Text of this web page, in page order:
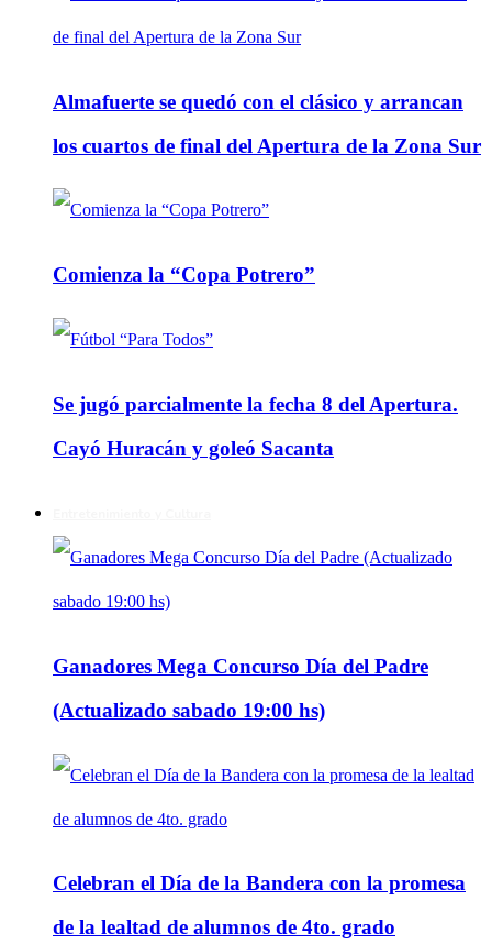
Almafuerte se quedó con el clásico y arrancan
los cuartos de final del Apertura de la Zona Sur
Comienza la “Copa Potrero”
Se jugó parcialmente la fecha 8 del Apertura.
Cayó Huracán y goleó Sacanta
Ganadores Mega Concurso Día del Padre
(Actualizado sabado 19:00 hs)
Celebran el Día de la Bandera con la promesa
de la lealtad de alumnos de 4to. grado